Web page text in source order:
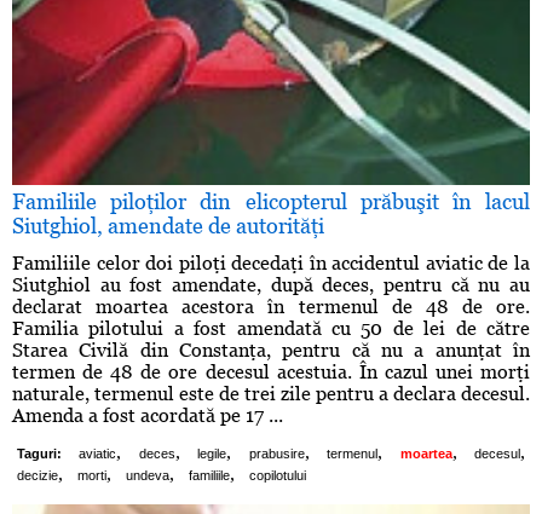
Familiile piloţilor din elicopterul prăbuşit în lacul
Siutghiol, amendate de autorităţi
Familiile celor doi piloţi decedaţi în accidentul aviatic de la
Siutghiol au fost amendate, după deces, pentru că nu au
declarat moartea acestora în termenul de 48 de ore.
Familia pilotului a fost amendată cu 50 de lei de către
Starea Civilă din Constanţa, pentru că nu a anunţat în
termen de 48 de ore decesul acestuia. În cazul unei morţi
naturale, termenul este de trei zile pentru a declara decesul.
Amenda a fost acordată pe 17 ...
Taguri: aviatic, deces, legile, prabusire, termenul , moartea, decesul ,
decizie, morti, undeva, familiile, copilotului